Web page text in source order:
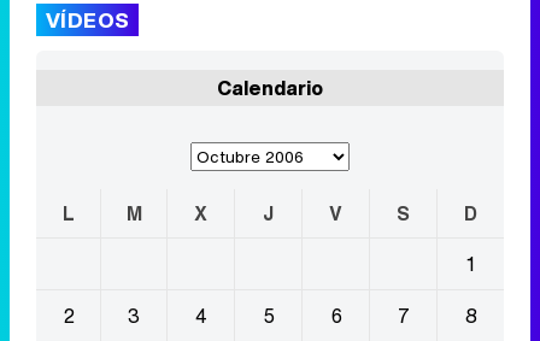
VÍDEOS
Calendario
L M X J V S
D
1
2
3 4 5 6 7
8